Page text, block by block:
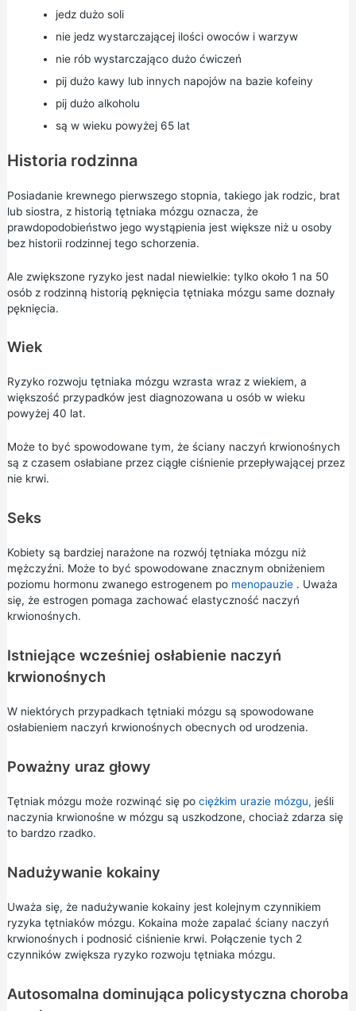
jedz dużo soli
nie jedz wystarczającej ilości owoców i warzyw
nie rób wystarczająco dużo ćwiczeń
pij dużo kawy lub innych napojów na bazie kofeiny
pij dużo alkoholu
są w wieku powyżej 65 lat
Historia rodzinna
Posiadanie krewnego pierwszego stopnia, takiego jak rodzic, brat
lub siostra, z historią tętniaka mózgu oznacza, że
prawdopodobieństwo jego wystąpienia jest większe niż u osoby
bez historii rodzinnej tego schorzenia.
Ale zwiększone ryzyko jest nadal niewielkie: tylko około 1 na 50
osób z rodzinną historią pęknięcia tętniaka mózgu same doznały
pęknięcia.
Wiek
Ryzyko rozwoju tętniaka mózgu wzrasta wraz z wiekiem, a
większość przypadków jest diagnozowana u osób w wieku
powyżej 40 lat.
Może to być spowodowane tym, że ściany naczyń krwionośnych
są z czasem osłabiane przez ciągłe ciśnienie przepływającej przez
nie krwi.
Seks
Kobiety są bardziej narażone na rozwój tętniaka mózgu niż
mężczyźni. Może to być spowodowane znacznym obniżeniem
poziomu hormonu zwanego estrogenem po menopauzie. Uważa
się, że estrogen pomaga zachować elastyczność naczyń
krwionośnych.
Istniejące wcześniej osłabienie naczyń
krwionośnych
W niektórych przypadkach tętniaki mózgu są spowodowane
osłabieniem naczyń krwionośnych obecnych od urodzenia.
Poważny uraz głowy
Tętniak mózgu może rozwinąć się po ciężkim urazie mózgu, jeśli
naczynia krwionośne w mózgu są uszkodzone, chociaż zdarza się
to bardzo rzadko.
Nadużywanie kokainy
Uważa się, że nadużywanie kokainy jest kolejnym czynnikiem
ryzyka tętniaków mózgu. Kokaina może zapalać ściany naczyń
krwionośnych i podnosić ciśnienie krwi. Połączenie tych 2
czynników zwiększa ryzyko rozwoju tętniaka mózgu.
Autosomalna dominująca policystyczna choroba